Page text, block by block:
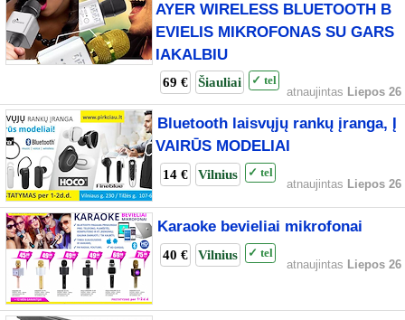
AYER WIRELESS BLUETOOTH B
EVIELIS MIKROFONAS SU GARS
IAKALBIU
69 € Šiauliai ✓ tel
atnaujintas Liepos 26
Bluetooth laisvųjų rankų įranga, Į
VAIRŪS MODELIAI
14 € Vilnius ✓ tel
atnaujintas Liepos 26
Karaoke bevieliai mikrofonai
40 € Vilnius ✓ tel
atnaujintas Liepos 26